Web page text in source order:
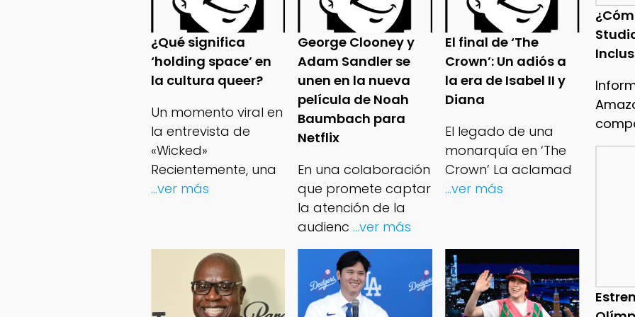
¿Qué significa
‘holding space’ en
la cultura queer?
Un momento viral en
la entrevista de
«Wicked»
Recientemente, una
...ver más
George Clooney y
Adam Sandler se
unen en la nueva
película de Noah
Baumbach para
Netflix
En una colaboración
que promete captar
la atención de la
audienc ...ver más
El final de ‘The
Crown’: Un adiós a
la era de Isabel II y
Diana
El legado de una
monarquía en ‘The
Crown’ La aclamad
...ver más